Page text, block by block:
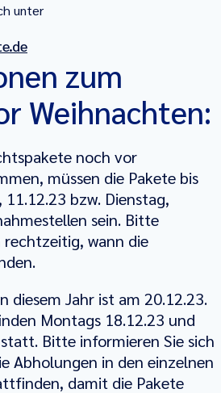
unter
zum
Weihnachten:
noch vor
müssen die Pakete bis
bzw. Dienstag,
sein. Bitte
rechtzeitig, wann die
diesem Jahr ist am 20.12.23.
Montags 18.12.23 und
Bitte informieren Sie sich
Abholungen in den einzelnen
damit die Pakete